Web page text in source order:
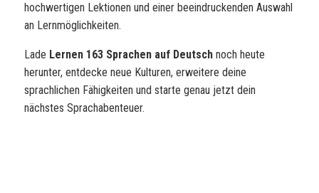
hochwertigen Lektionen und einer beeindruckenden Auswahl
an Lernmöglichkeiten.
Lade Lernen 163 Sprachen auf Deutsch noch heute
herunter, entdecke neue Kulturen, erweitere deine
sprachlichen Fähigkeiten und starte genau jetzt dein
nächstes Sprachabenteuer.